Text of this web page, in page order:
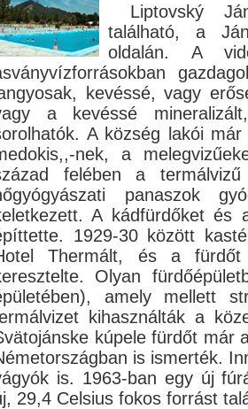
Liptovský
található, a
oldalán. A
kevéssé, vagy
a kevéssé
A község lakói
nek, a
felében a
panaszok
A kádfürdőket és
1929-30 között
Thermált, és a fürdőt
Olyan
amely mellett
kihasználták a
kúpele fürdőt már
is ismerték.
is. 1963-ban egy új
29,4 Celsius fokos forrást